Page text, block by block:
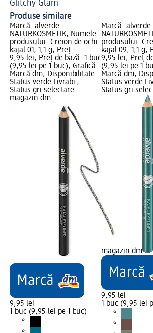
Glitchy Glam
Produse similare
Marcă: alverde
NATURKOSMETIK; Numele
produsului: Creion de ochi
kajal 01, 1,1 g; Preț:
9,95 lei; Preț de bază: 1 buc
(9,95 lei pe 1 buc); Grafică
Marcă dm; Disponibilitate:
Status verde Livrabil,
Status gri selectare
magazin dm
9,95 lei
1 buc (9,95 lei pe 1 buc)
Marcă: alverde
produsului:
kajal 09, 1,1 g;
9,95 lei; Preț
(9,95 lei pe 1
Marcă dm;
Status verde
Status gri
magazin dm
9,95 lei
1 buc (9,95 lei